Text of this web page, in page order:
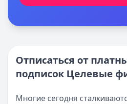
Отписаться от
подписок Целевые
Многие сегодня